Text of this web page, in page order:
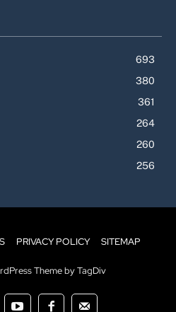
693
380
361
264
260
256
PRIVACY POLICY SITEMAP
Theme by TagDiv